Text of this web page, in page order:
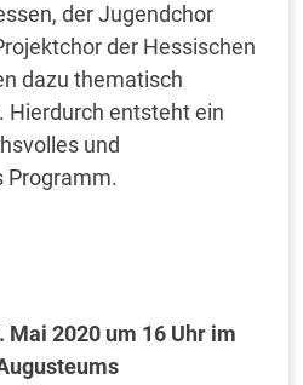
der Jugendchor
der Hessischen
dazu thematisch
Hierdurch entsteht ein
und
Programm.
Mai 2020 um 16 Uhr im